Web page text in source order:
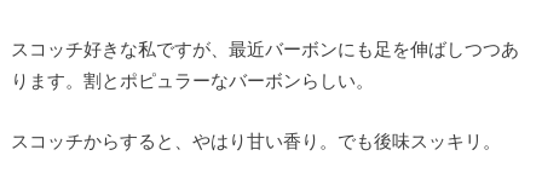
スコッチ好きな私ですが、最近バーボンにも足を伸ばしつつあ
ります。割とポピュラーなバーボンらしい。
スコッチからすると、やはり甘い香り。でも後味スッキリ。